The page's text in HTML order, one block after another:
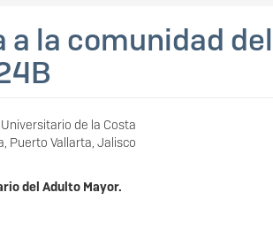
a la comunidad
de la Costa
Puerto Vallarta, Jalisco
del Adulto Mayor.